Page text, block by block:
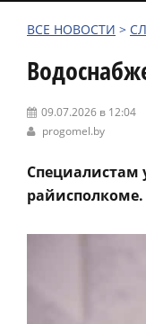
ВСЕ НОВОСТИ >
09.07.2026 в 12:04
progomel.by
Специалистам
райисполкоме.